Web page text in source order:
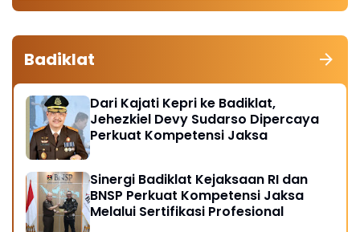
Badiklat
Dari Kajati Kepri ke Badiklat,
Jehezkiel Devy Sudarso Dipercaya
Perkuat Kompetensi Jaksa
Sinergi Badiklat Kejaksaan RI dan
BNSP Perkuat Kompetensi Jaksa
Melalui Sertifikasi Profesional